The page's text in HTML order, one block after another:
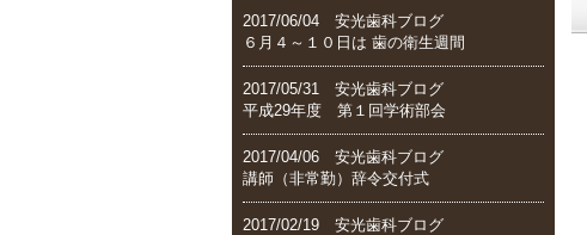
2017/06/04 安光歯科ブログ
６月４～１０日は 歯の衛生週間
2017/05/31 安光歯科ブログ
平成29年度 第１回学術部会
2017/04/06 安光歯科ブログ
講師（非常勤）辞令交付式
2017/02/19 安光歯科ブログ